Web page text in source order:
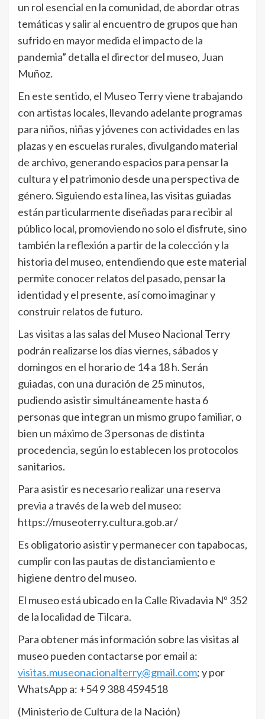
un rol esencial en la comunidad, de abordar otras
temáticas y salir al encuentro de grupos que han
sufrido en mayor medida el impacto de la
pandemia” detalla el director del museo, Juan
Muñoz.
En este sentido, el Museo Terry viene trabajando
con artistas locales, llevando adelante programas
para niños, niñas y jóvenes con actividades en las
plazas y en escuelas rurales, divulgando material
de archivo, generando espacios para pensar la
cultura y el patrimonio desde una perspectiva de
género. Siguiendo esta línea, las visitas guiadas
están particularmente diseñadas para recibir al
público local, promoviendo no solo el disfrute, sino
también la reflexión a partir de la colección y la
historia del museo, entendiendo que este material
permite conocer relatos del pasado, pensar la
identidad y el presente, así como imaginar y
construir relatos de futuro.
Las visitas a las salas del Museo Nacional Terry
podrán realizarse los días viernes, sábados y
domingos en el horario de 14 a 18 h. Serán
guiadas, con una duración de 25 minutos,
pudiendo asistir simultáneamente hasta 6
personas que integran un mismo grupo familiar, o
bien un máximo de 3 personas de distinta
procedencia, según lo establecen los protocolos
sanitarios.
Para asistir es necesario realizar una reserva
previa a través de la web del museo:
https://museoterry.cultura.gob.ar/
Es obligatorio asistir y permanecer con tapabocas,
cumplir con las pautas de distanciamiento e
higiene dentro del museo.
El museo está ubicado en la Calle Rivadavia Nº 352
de la localidad de Tilcara.
Para obtener más información sobre las visitas al
museo pueden contactarse por email a:
visitas.museonacionalterry@gmail.com; y por
WhatsApp a: +54 9 388 4594518
(Ministerio de Cultura de la Nación)